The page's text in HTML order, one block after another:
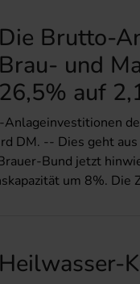
Die Brutto-
Brau- und
26,5% auf
DM. -- Dies geht
Bund jetzt
um 8%.
Heilwasser-